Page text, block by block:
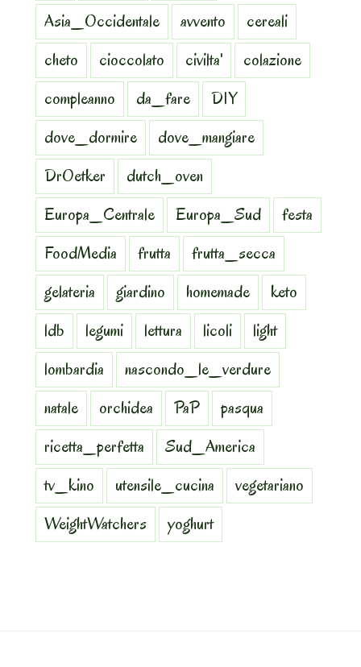
Asia_Occidentale
avvento
cereali
cheto
cioccolato civilta'
colazione
compleanno
da_fare
DIY
dove_dormire
dove_mangiare
DrOetker
dutch_oven
Europa_Centrale
Europa_Sud
festa
FoodMedia
frutta
frutta_secca
gelateria
giardino homemade
keto
ldb
legumi lettura licoli
light
lombardia
nascondo_le_verdure
natale
orchidea PaP
pasqua
ricetta_perfetta
Sud_America
tv_kino
utensile_cucina
vegetariano
WeightWatchers
yoghurt